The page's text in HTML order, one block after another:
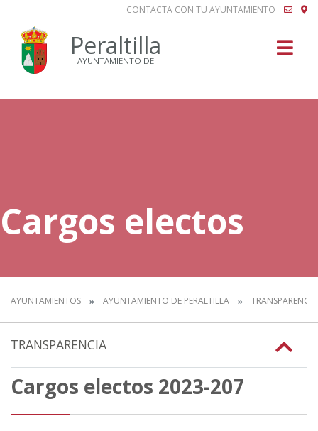
CONTACTA CON TU AYUNTAMIENTO
Peraltilla
AYUNTAMIENTO DE
Cargos electos
AYUNTAMIENTOS AYUNTAMIENTO DE PERALTILLA TRANSPARENCIA
TRANSPARENCIA
Cargos electos 2023-207